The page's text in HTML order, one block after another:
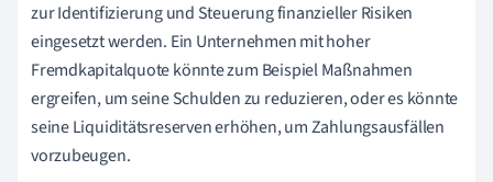
zur Identifizierung und Steuerung finanzieller Risiken
eingesetzt werden. Ein Unternehmen mit hoher
Fremdkapitalquote könnte zum Beispiel Maßnahmen
ergreifen, um seine Schulden zu reduzieren, oder es könnte
seine Liquiditätsreserven erhöhen, um Zahlungsausfällen
vorzubeugen.